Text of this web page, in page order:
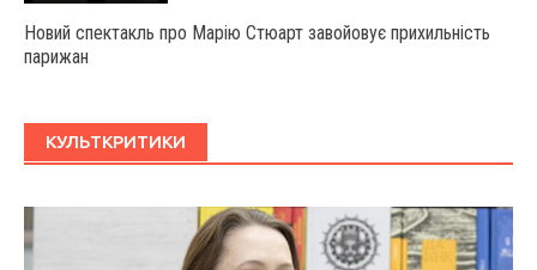
Новий спектакль про Марію Стюарт завойовує прихильність
парижан
КУЛЬТКРИТИКИ